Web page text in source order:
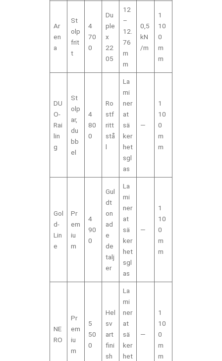
Ar
en
a
St
olp
frit
t
4
70
0
Du
ple
x
22
05
12
–
12.
76
m
m
0,5
kN
/m
1
10
0
m
m
DU
O-
Rai
lin
g
St
olp
ar,
du
bb
el
4
80
0
Ro
stf
ritt
stå
l
La
mi
ner
at
sä
ker
het
sgl
as
—
1
10
0
m
m
Gol
d-
Lin
e
Pr
em
iu
m
4
90
0
Gul
dt
on
ad
e
de
talj
er
La
mi
ner
at
sä
ker
het
sgl
as
—
1
10
0
m
m
NE
RO
Pr
em
iu
m
5
50
0
Hel
sv
art
fini
sh
La
mi
ner
at
sä
ker
het
—
1
10
0
m
m